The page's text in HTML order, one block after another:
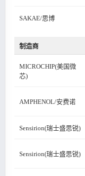
SAKAE/思博
制造商
MICROCHIP(美国微
芯)
AMPHENOL/安费诺
Sensirion(瑞士盛思锐)
Sensirion(瑞士盛思锐)